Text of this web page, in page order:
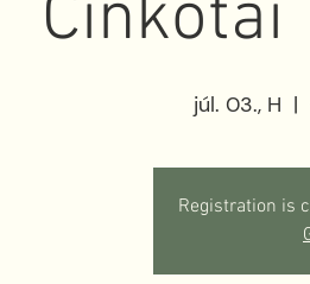
Cinkotai
júl. 03., H
  |
Registration is